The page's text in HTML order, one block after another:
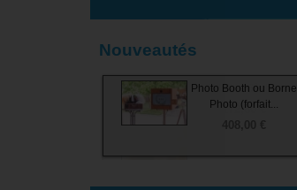
Nouveautés
Toilettes Sèches
172,80 €
Photo Booth ou Borne
Photo (forfait...
Assiettes Roma Filet
Or 22 (fromage...
Chaises Napoléon III
5,40 €
Photo Booth ou Borne
Photo (forfait...